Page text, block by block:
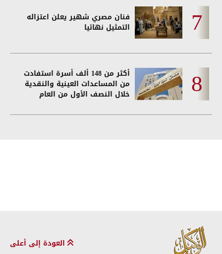
فنان مصري شهير يعلن اعتزاله
التمثيل نهائيا
أكثر من 148 ألف أسرة استفادت
من المساعدات العينية والنقدية
خلال النصف الأول من العام
العودة إلى أعلى